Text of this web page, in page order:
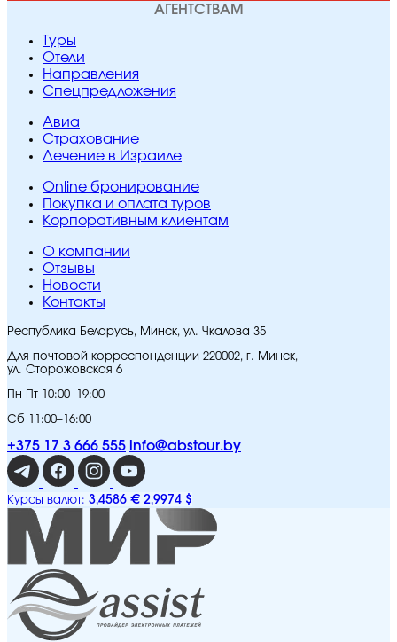
АГЕНТСТВАМ
Туры
Отели
Направления
Спецпредложения
Авиа
Страхование
Лечение в Израиле
Online бронирование
Покупка и оплата туров
Корпоративным клиентам
O компании
Отзывы
Новости
Контакты
Республика Беларусь, Минск, ул. Чкалова 35
Для почтовой корреспонденции 220002, г. Минск,
ул. Сторожовская 6
Пн-Пт 10:00–19:00
Сб 11:00–16:00
+375 17 3 666 555 info@abstour.by
Курсы валют: 3,4586 € 2,9974 $